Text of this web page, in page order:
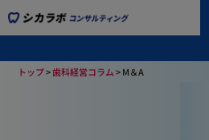
トップ>歯科経営コラム>M＆A